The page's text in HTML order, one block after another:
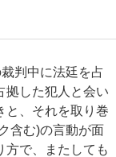
判中に法廷を占
拠した犯人と会い
と、それを取り巻
含む)の言動が面
方で、またしても